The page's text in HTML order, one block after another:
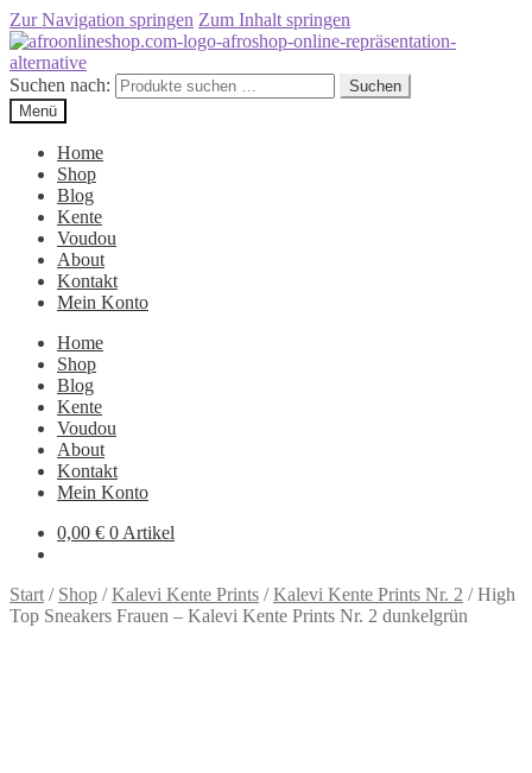
Zur Navigation springen Zum Inhalt springen
Suchen nach:
Suchen
Menü
Home
Shop
Blog
Kente
Voudou
About
Kontakt
Mein Konto
Home
Shop
Blog
Kente
Voudou
About
Kontakt
Mein Konto
0,00 € 0 Artikel
Start / Shop /Kalevi Kente Prints /Kalevi Kente Prints Nr. 2 /High
Top Sneakers Frauen – Kalevi Kente Prints Nr. 2 dunkelgrün